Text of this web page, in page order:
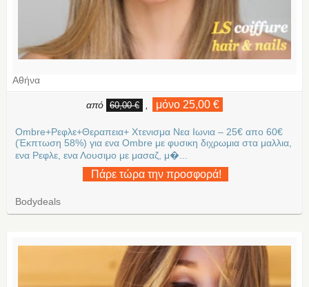
Αθήνα
από 60,00 € μόνο 25,00 €
Ombre+Ρεφλε+Θεραπεια+ Χτενισμα Νεα Ιωνια – 25€ απο 60€
(Έκπτωση 58%) για ενα Ombre με φυσικη διχρωμια στα μαλλια,
ενα Ρεφλε, ενα Λουσιμο με μασαζ, μ�...
Πάρε τώρα την προσφορά!
Bodydeals